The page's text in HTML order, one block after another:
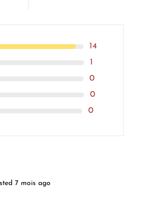
14
1
0
0
0
7 mois ago